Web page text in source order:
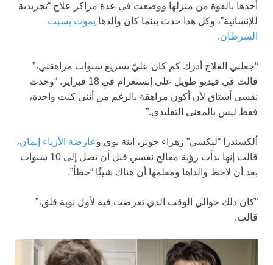
أخذها بالقوة من منزلها ووضعت في عدة مراكز علاج “تجريدية
للإنسانية”، وكل هذا حدث بينما كان والدها يموت بسبب
السرطان.
“جعلني العلاج أدرك كم كان عليّ تسريع سنوات مراهقتي،”
قالت في فيديو طويل على إنستغرام في 18 فبراير. “وجدت
نفسي أشتاق لأن أكون مراهقة بالرغم من أنني كنت واحدة،
فقط ليس بالمعنى التقليدي.”
ألكسندرا “ليكسي” زهراء جونز، ابنة بوي وعارضة الأزياء إيمان،
قالت إنها بدأت رؤية معالج نفسي قبل أن تصل إلى 10 سنوات
بعد أن لاحظ والداها ومعلمها أن هناك شيئًا “خطأ”.
“كان ذلك حوالي الوقت الذي تعرضت فيه لأول نوبة قلق،”
قالت.